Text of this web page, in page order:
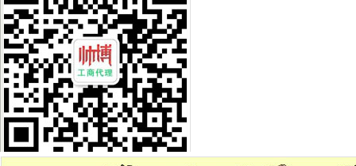
【5图】渝中区、重庆天地江景房、采光好一湖一江景,重庆渝中李子
瑞安重庆天地商铺商铺出售,渝中区重庆天地企业天地临街住宅底商
【多图】渝中区重庆天地板式精装江景豪宅现房带人和街学指标,
渝中区重庆天地公寓,现房买一层送一层,品质大盘轻轨房,渝中化龙
重庆市渝中区物业协会参观重庆天地认可丰诚物业优质服务_新浪家居
重庆渝中重庆天地户型图-找我家-土巴兔装修网
投诉渝中区重庆天地雍江艺庭小区物管_重庆市公开信箱
[重庆渝中区]瑞安重庆天地室内设计[信息有效期：6天]-我要设计-室内
渝中区重庆天地精装两房绝版户型限量团购热销,重庆天地二手房,
请问渝中区重庆天地这附近有什么送外卖的啊急求_重庆吧_百度贴吧